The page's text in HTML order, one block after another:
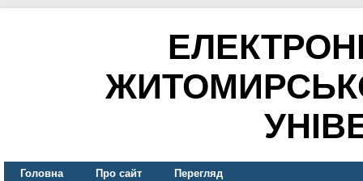
Головна Про сайт Перегляд